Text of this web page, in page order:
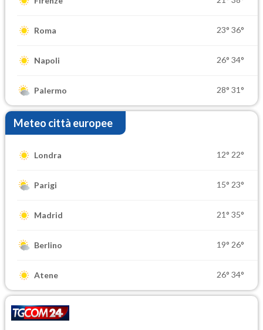
Roma 23° 36°
Napoli 26° 34°
Palermo 28° 31°
Meteo città europee
Londra 12° 22°
Parigi 15° 23°
Madrid 21° 35°
Berlino 19° 26°
Atene 26° 34°